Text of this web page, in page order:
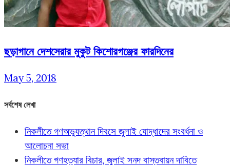
ছড়াগানে দেশসেরার মুকুট কিশোরগঞ্জের ফারদিনের
May 5, 2018
সর্বশেষ লেখা
নিকলীতে গণঅভ্যুত্থান দিবসে জুলাই যোদ্ধাদের সংবর্ধনা ও
আলোচনা সভা
নিকলীতে গণহত্যার বিচার, জুলাই সনদ বাস্তবায়ন দাবিতে